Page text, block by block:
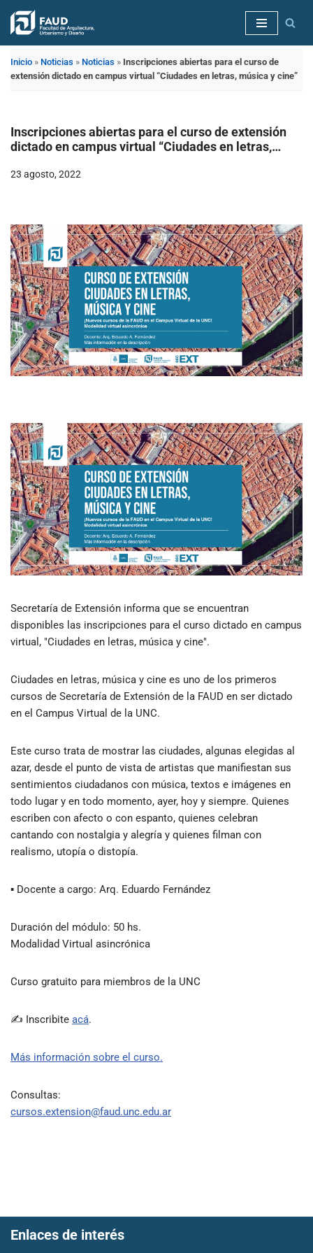
Saltar
contenido
Inicio » Noticias » Noticias » Inscripciones abiertas para el curso de
extensión dictado en campus virtual “Ciudades en letras, música y cine”
Inscripciones abiertas para el curso de extensión
dictado en campus virtual “Ciudades en letras,
23 agosto, 2022
Secretaría de Extensión informa que se encuentran
disponibles las inscripciones para el curso dictado en campus
virtual, "Ciudades en letras, música y cine".
Ciudades en letras, música y cine es uno de los primeros
cursos de Secretaría de Extensión de la FAUD en ser dictado
en el Campus Virtual de la UNC.
Este curso trata de mostrar las ciudades, algunas elegidas al
azar, desde el punto de vista de artistas que manifiestan sus
sentimientos ciudadanos con música, textos e imágenes en
todo lugar y en todo momento, ayer, hoy y siempre. Quienes
escriben con afecto o con espanto, quienes celebran
cantando con nostalgia y alegría y quienes filman con
realismo, utopía o distopía.
▪ Docente a cargo: Arq. Eduardo Fernández
Duración del módulo: 50 hs.
Modalidad Virtual asincrónica
Curso gratuito para miembros de la UNC
✍ Inscribite acá.
Más información sobre el curso.
Consultas:
cursos.extension@faud.unc.edu.ar
Enlaces de interés